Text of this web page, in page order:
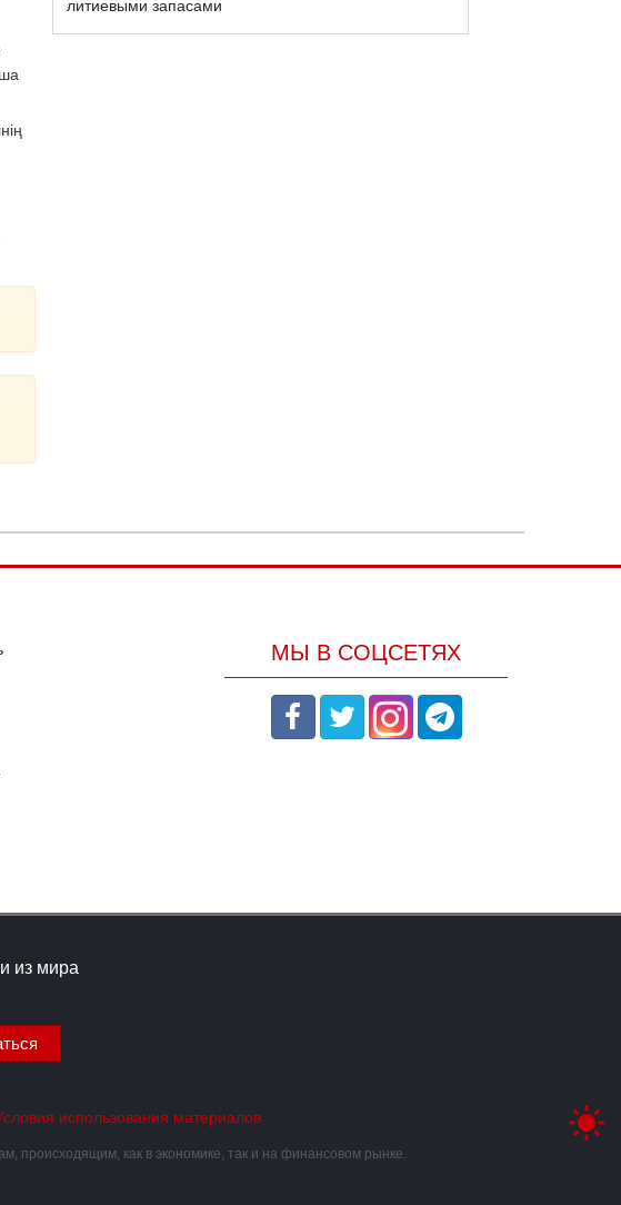
литиевыми запасами
МЫ В СОЦСЕТЯХ
из мира
использования материалов
происходящим, как в экономике, так и на финансовом рынке.